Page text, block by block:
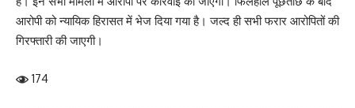
आरोपी को न्यायिक हिरासत में भेज दिया गया है। जल्द ही सभी फरार आरोपितों की
गिरफ्तारी की जाएगी।
174